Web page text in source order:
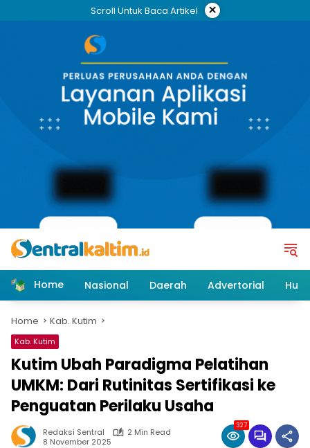
Scroll Untuk Baca Artikel ×
Home Nasional Daerah Advertorial
Home Kab. Kutim
Kab. Kutim
Kutim Ubah Paradigma Pelatihan
UMKM: Dari Rutinitas Sertifikasi ke
Penguatan Perilaku Usaha
Redaksi Sentral
2 Min Read
8 November 2025
327